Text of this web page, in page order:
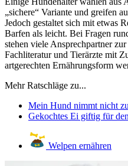
„sichere“ Variante und greifen
Jedoch gestaltet sich mit etwas
Barfen als leicht. Bei Fragen
stehen viele Ansprechpartner
Fachliteratur und Tierärzte mit
artgerechten Ernährungsform
Mehr Ratschläge zu...
Mein Hund nimmt nicht
Gekochtes Ei giftig für
Welpen ernähren